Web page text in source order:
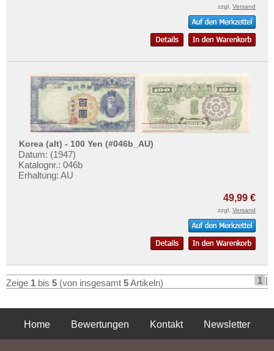
zzgl. Versand
Korea (alt) - 100 Yen (#046b_AU)
Datum: (1947)
Katalognr.: 046b
Erhaltung: AU
49,99 €
zzgl. Versand
Zeige 1 bis 5 (von insgesamt 5Artikeln) 1 |
Home Bewertungen Kontakt
Newsletter